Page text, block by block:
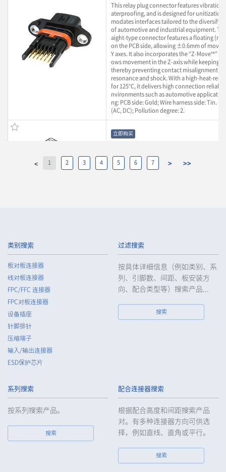
This relay plug connector features vibration
aterproofing, and is designed for
modates interfaces tailored to the
of automotive and industrial equipment.
aight-type connector features a floating
on the PCB side, allowing ±0.6mm of
Y axes. It also incorporates the “Z-Move™”
ows movement in the Z-axis while keeping
thereby preventing contact misalignment
resonance and shock. With a high-heat-
for 125°C, it delivers high connection
nvironments such as automotive
ng: PCB side: Gold; Wire harness side: Tin.
(AC, DC); Pollution degree: 2.
立即购买
IMSA-13065B-20Y917
High heat-resistant 立即购买
IMSA-13065B-20Y915
< 1 2 3 4 5 6 7 > >>
类别搜索
板对板连接器
线对板连接器
FPC/FFC 连接器
FPC对板连接器
设备插座
针脚排针
压缩端子
输入/输出连接器
ESD保护芯片
过滤搜索
按具体详细信息（例如类别、系
列、引脚数、间距、板安装方
向、配合类型等）搜索产品...
搜索
系列搜索
按系列搜索产品。
搜索
配合连接器搜索
根据配合高度和间距搜索产品
对。有多种连接器方向可供选
择，例如直线、直角或平行。
搜索